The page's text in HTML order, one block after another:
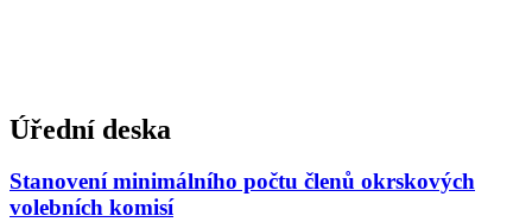
Úřední deska
Stanovení minimálního počtu členů okrskových
volebních komisí